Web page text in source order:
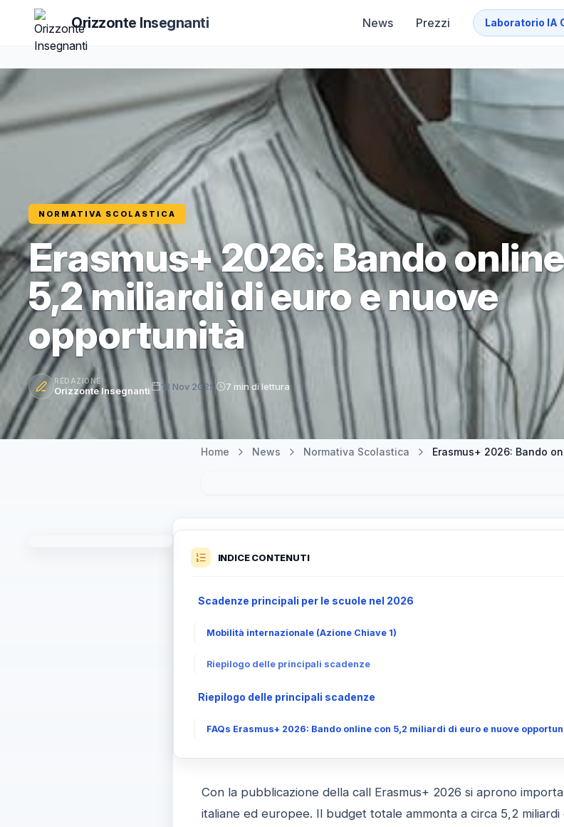
Orizzonte Insegnanti News Prezzi Laboratorio IA
NORMATIVA SCOLASTICA
Erasmus+ 2026: Bando
5,2 miliardi di euro e nuove
opportunità
REDAZIONE
Orizzonte Insegnanti 13 Nov 2025 7 min di lettura
Home News Normativa Scolastica Erasmus+ 2026: Bando
INDICE CONTENUTI
Scadenze principali per le scuole nel 2026
Mobilità internazionale (Azione Chiave 1)
Riepilogo delle principali scadenze
Riepilogo delle principali scadenze
FAQs Erasmus+ 2026: Bando online con 5,2 miliardi di euro e nuove
Con la pubblicazione della call Erasmus+ 2026 si aprono
italiane ed europee. Il budget totale ammonta a circa 5,2